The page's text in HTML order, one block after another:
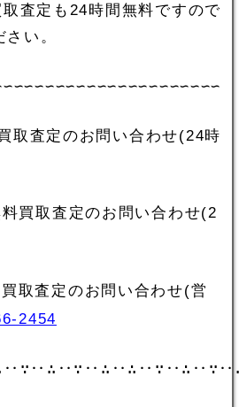
査定も24時間無料ですので
い。
取査定のお問い合わせ(24時
買取査定のお問い合わせ(2
取査定のお問い合わせ(営
2454